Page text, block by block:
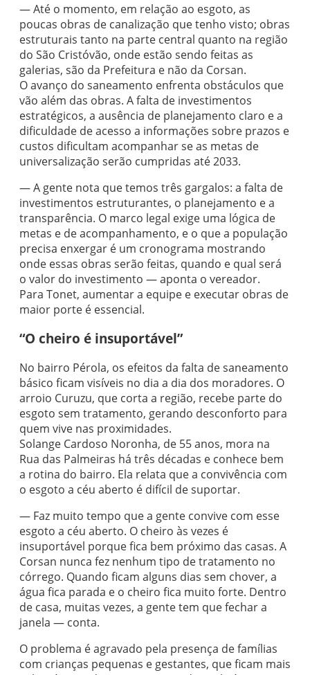
— Até o momento, em relação ao esgoto, as
poucas obras de canalização que tenho visto; obras
estruturais tanto na parte central quanto na região
do São Cristóvão, onde estão sendo feitas as
galerias, são da Prefeitura e não da Corsan.
O avanço do saneamento enfrenta obstáculos que
vão além das obras. A falta de investimentos
estratégicos, a ausência de planejamento claro e a
dificuldade de acesso a informações sobre prazos e
custos dificultam acompanhar se as metas de
universalização serão cumpridas até 2033.
— A gente nota que temos três gargalos: a falta de
investimentos estruturantes, o planejamento e a
transparência. O marco legal exige uma lógica de
metas e de acompanhamento, e o que a população
precisa enxergar é um cronograma mostrando
onde essas obras serão feitas, quando e qual será
o valor do investimento — aponta o vereador.
Para Tonet, aumentar a equipe e executar obras de
maior porte é essencial.
“O cheiro é insuportável”
No bairro Pérola, os efeitos da falta de saneamento
básico ficam visíveis no dia a dia dos moradores. O
arroio Curuzu, que corta a região, recebe parte do
esgoto sem tratamento, gerando desconforto para
quem vive nas proximidades.
Solange Cardoso Noronha, de 55 anos, mora na
Rua das Palmeiras há três décadas e conhece bem
a rotina do bairro. Ela relata que a convivência com
o esgoto a céu aberto é difícil de suportar.
— Faz muito tempo que a gente convive com esse
esgoto a céu aberto. O cheiro às vezes é
insuportável porque fica bem próximo das casas. A
Corsan nunca fez nenhum tipo de tratamento no
córrego. Quando ficam alguns dias sem chover, a
água fica parada e o cheiro fica muito forte. Dentro
de casa, muitas vezes, a gente tem que fechar a
janela — conta.
O problema é agravado pela presença de famílias
com crianças pequenas e gestantes, que ficam mais